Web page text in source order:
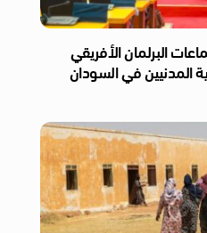
البرلمان الأفريقي
المدنيين في السودان